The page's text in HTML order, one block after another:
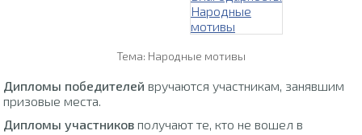
Тема: Народные мотивы
Дипломы победителей вручаются участникам, занявшим
призовые места.
Дипломы участников получают те, кто не вошел в